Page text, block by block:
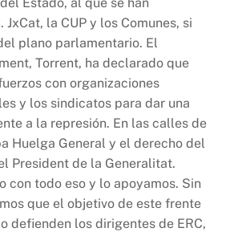
la CUP y los Comunes, si
plano parlamentario. El
Torrent, ha declarado que
con organizaciones
y los sindicatos para dar una
a la represión. En las calles de
Huelga General y el derecho del
President de la Generalitat.
con todo eso y lo apoyamos. Sin
que el objetivo de este frente
defienden los dirigentes de ERC,